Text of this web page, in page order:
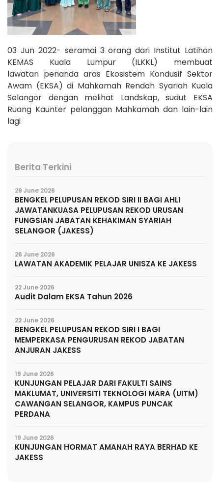
03 Jun 2022- seramai 3 orang dari Institut Latihan
KEMAS Kuala Lumpur (ILKKL) membuat
lawatan penanda aras Ekosistem Kondusif Sektor
Awam (EKSA) di Mahkamah Rendah Syariah Kuala
Selangor dengan melihat Landskap, sudut EKSA
Ruang Kaunter pelanggan Mahkamah dan lain-lain
lagi
Berita Terkini
29 June 2026
BENGKEL PELUPUSAN REKOD SIRI II BAGI AHLI
JAWATANKUASA PELUPUSAN REKOD URUSAN
FUNGSIAN JABATAN KEHAKIMAN SYARIAH
SELANGOR (JAKESS)
26 June 2026
LAWATAN AKADEMIK PELAJAR UNISZA KE JAKESS
22 June 2026
Audit Dalam EKSA Tahun 2026
22 June 2026
BENGKEL PELUPUSAN REKOD SIRI I BAGI
MEMPERKASA PENGURUSAN REKOD JABATAN
ANJURAN JAKESS
19 June 2026
KUNJUNGAN PELAJAR DARI FAKULTI SAINS
MAKLUMAT, UNIVERSITI TEKNOLOGI MARA (UITM)
CAWANGAN SELANGOR, KAMPUS PUNCAK
PERDANA
19 June 2026
KUNJUNGAN HORMAT AMANAH RAYA BERHAD KE
JAKESS